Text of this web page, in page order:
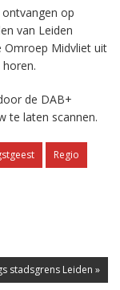
op
van Leiden
Omroep Midvliet uit
de DAB+
te laten scannen.
Regio
stadsgrens Leiden »